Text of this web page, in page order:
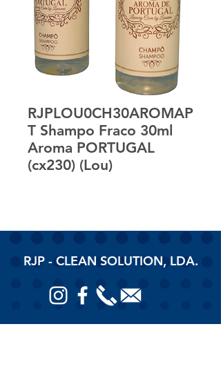
RJPLOU0CH30AROMAP
T Shampo Fraco 30ml
Aroma PORTUGAL
(cx230) (Lou)
RJP - CLEAN SOLUTION, LDA.
HOMEPRODUTOSSOBRE CONTACTOS